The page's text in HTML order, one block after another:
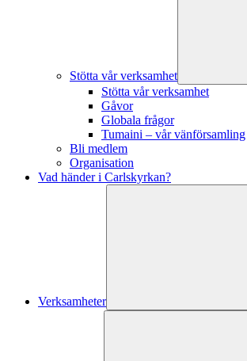
Stötta vår verksamhet
Stötta vår verksamhet
Gåvor
Globala frågor
Tumaini – vår vänförsamling
Bli medlem
Organisation
Vad händer i Carlskyrkan?
Verksamheter